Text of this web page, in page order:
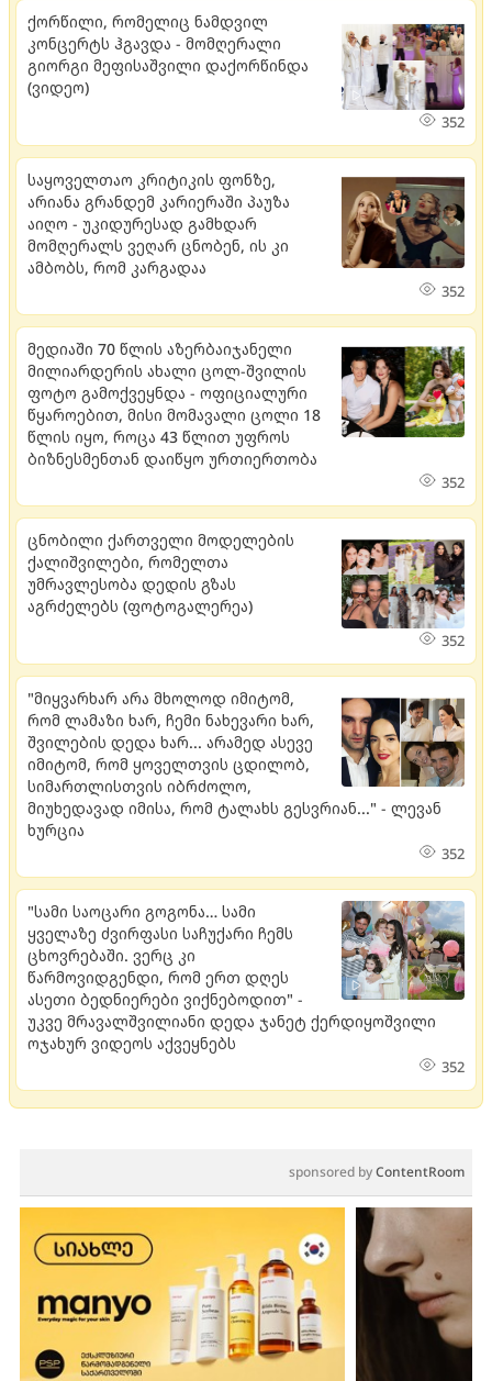
ქორწილი, რომელიც ნამდვილ
კონცერტს ჰგავდა - მომღერალი
გიორგი მეფისაშვილი დაქორწინდა
(ვიდეო)
352
საყოველთაო კრიტიკის ფონზე,
არიანა გრანდემ კარიერაში პაუზა
აიღო - უკიდურესად გამხდარ
მომღერალს ვეღარ ცნობენ, ის კი
ამბობს, რომ კარგადაა
352
მედიაში 70 წლის აზერბაიჯანელი
მილიარდერის ახალი ცოლ-შვილის
ფოტო გამოქვეყნდა - ოფიციალური
წყაროებით, მისი მომავალი ცოლი 18
წლის იყო, როცა 43 წლით უფროს
ბიზნესმენთან დაიწყო ურთიერთობა
352
ცნობილი ქართველი მოდელების
ქალიშვილები, რომელთა
უმრავლესობა დედის გზას
აგრძელებს (ფოტოგალერეა)
352
"მიყვარხარ არა მხოლოდ იმიტომ,
რომ ლამაზი ხარ, ჩემი ნახევარი ხარ,
შვილების დედა ხარ... არამედ ასევე
იმიტომ, რომ ყოველთვის ცდილობ,
სიმართლისთვის იბრძოლო,
მიუხედავად იმისა, რომ ტალახს გესვრიან..." - ლევან
ხურცია
352
"სამი საოცარი გოგონა… სამი
ყველაზე ძვირფასი საჩუქარი ჩემს
ცხოვრებაში. ვერც კი
წარმოვიდგენდი, რომ ერთ დღეს
ასეთი ბედნიერები ვიქნებოდით" -
უკვე მრავალშვილიანი დედა ჯანეტ ქერდიყოშვილი
ოჯახურ ვიდეოს აქვეყნებს
352
sponsored byContentRoom